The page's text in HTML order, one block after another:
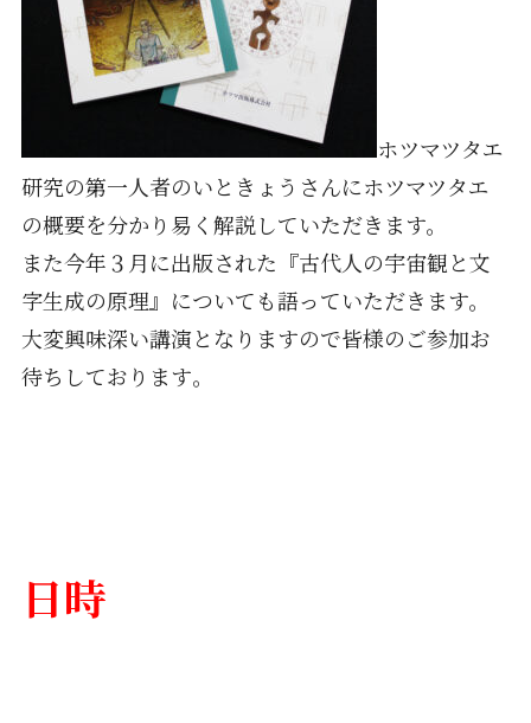
ホツマツタエ
研究の第一人者のいときょうさんにホツマツタエ
の概要を分かり易く解説していただきます。
また今年３月に出版された『古代人の宇宙観と文
字生成の原理』 についても語っていただきます。
大変興味深い講演となりますので皆様のご参加お
待ちしております。
日時